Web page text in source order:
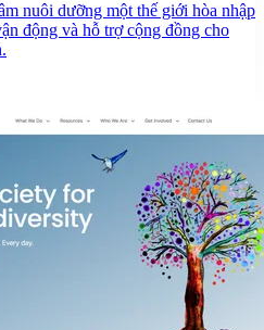
nuôi dưỡng một thế giới hòa nhập
động và hỗ trợ cộng đồng cho